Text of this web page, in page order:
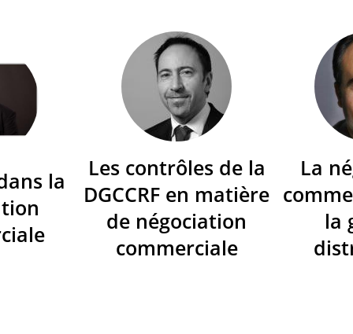
la
Les contrôles de la
DGCCRF en matière
de négociation
commerciale
La
la